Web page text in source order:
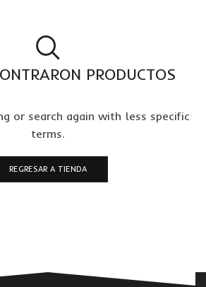
PRODUCTOS
or search again with less specific
terms.
REGRESAR A TIENDA